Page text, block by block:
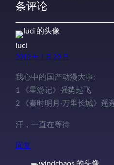
条评论
luci
2012 年 1 月 20 日
我心中的国产动漫大事:
1 《星游记》强势起飞
2 《秦时明月·万里长城》遥
汗，一直在等待
回复